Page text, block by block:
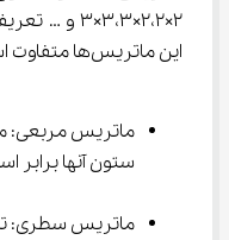
این ماتریس‌ها متفاوت است.
ستون آنها برابر
ماتریس سطری: